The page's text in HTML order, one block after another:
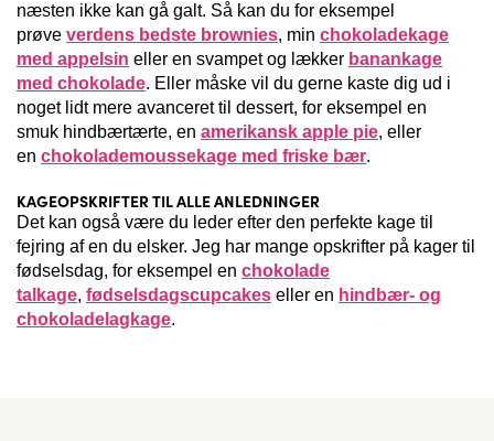
næsten ikke kan gå galt. Så kan du for eksempel
prøve verdens bedste brownies, min chokoladekage
med appelsin eller en svampet og lækker banankage
med chokolade. Eller måske vil du gerne kaste dig ud i
noget lidt mere avanceret til dessert, for eksempel en
smuk hindbærtærte, en amerikansk apple pie, eller
en chokolademoussekage med friske bær.
KAGEOPSKRIFTER TIL ALLE ANLEDNINGER
Det kan også være du leder efter den perfekte kage til
fejring af en du elsker. Jeg har mange opskrifter på kager til
fødselsdag, for eksempel en chokolade
talkage, fødselsdagscupcakes eller en hindbær- og
chokoladelagkage.